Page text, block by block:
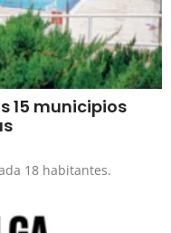
15 municipios
18 habitantes.